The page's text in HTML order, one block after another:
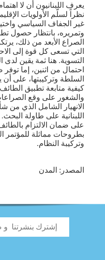
يعرف اللبنانيون أن لا
نظراً لسلّم الأولويات
غير الجفاف السياسي
وتمريره، بانتظار حصول
الصراع الأبعد من ذلك،
التي تسعى كل قوة إلى
التسوية. هنا ثمة يقين لدى
احتمال من اثنين، إما
السلطة وتركيبتها، على
كيفية متابعة تطبيق
والشغور على وقع
الانهيار الشامل الذي من
اللبنانية على طاولة
على ضمان الالتزام
بطروحات مماثلة للمؤتمر
وتركيبة النظام.
المصدر: المدن